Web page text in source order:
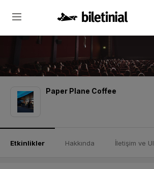
Paper Plane Coffee
Etkinlikler Hakkında İletişim ve